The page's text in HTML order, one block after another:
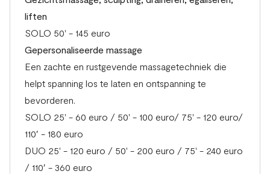
liften
SOLO 50' - 145 euro
Gepersonaliseerde massage
Een zachte en rustgevende massagetechniek die
helpt spanning los te laten en ontspanning te
bevorderen.
SOLO 25' - 60 euro / 50' - 100 euro/ 75' - 120 euro/
110′ - 180 euro
DUO 25' - 120 euro / 50' - 200 euro / 75' - 240 euro
/ 110′ - 360 euro